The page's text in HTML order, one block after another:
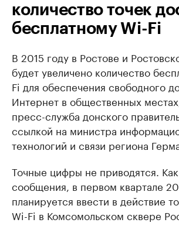
количество точек
бесплатному Wi-Fi
В 2015 году в Ростове и
будет увеличено количество
Fi для обеспечения свободного
Интернет в общественных
пресс-служба донского
ссылкой на министра
технологий и связи региона
Точные цифры не приводятся.
сообщения, в первом квартале
планируется ввести в действие
Wi-Fi в Комсомольском сквере